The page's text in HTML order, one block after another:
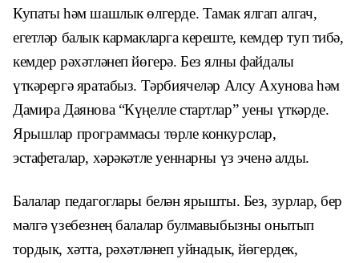
Купаты һәм шашлык өлгерде. Тамак ялгап алгач,
егетләр балык кармакларга кереште, кемдер туптибә,
кемдер рәхәтләнеп йөгерә. Без ялны файдалы
үткәрергә яратабыз. Тәрбиячеләр Алсу Ахуноваһәм
Дамира Даянова “Күңелле стартлар” уены үткәрде.
Ярышлар программасы төрле конкурслар,
эстафеталар, хәрәкәтле уеннарны үз эченә алды.
Балалар педагоглары белән ярышты. Без, зурлар, бер
мәлгә үзебезнең балалар булмавыбызны онытып
тордык, хәтта, рәхәтләнеп уйнадык, йөгердек,